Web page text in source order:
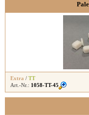
Extra / TT
Art.-Nr.: 1058-TT-45